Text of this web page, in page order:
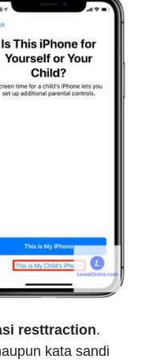
resttraction.
kata sandi